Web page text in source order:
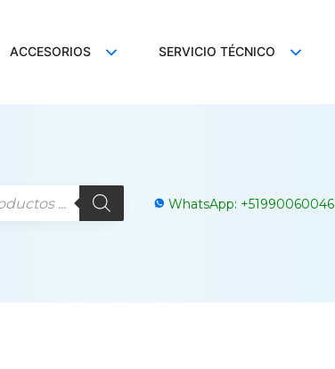
ACCESORIOS SERVICIO TÉCNICO
WhatsApp: +51990060046